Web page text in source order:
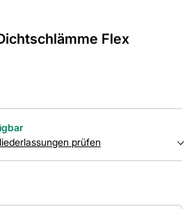
Flex
prüfen